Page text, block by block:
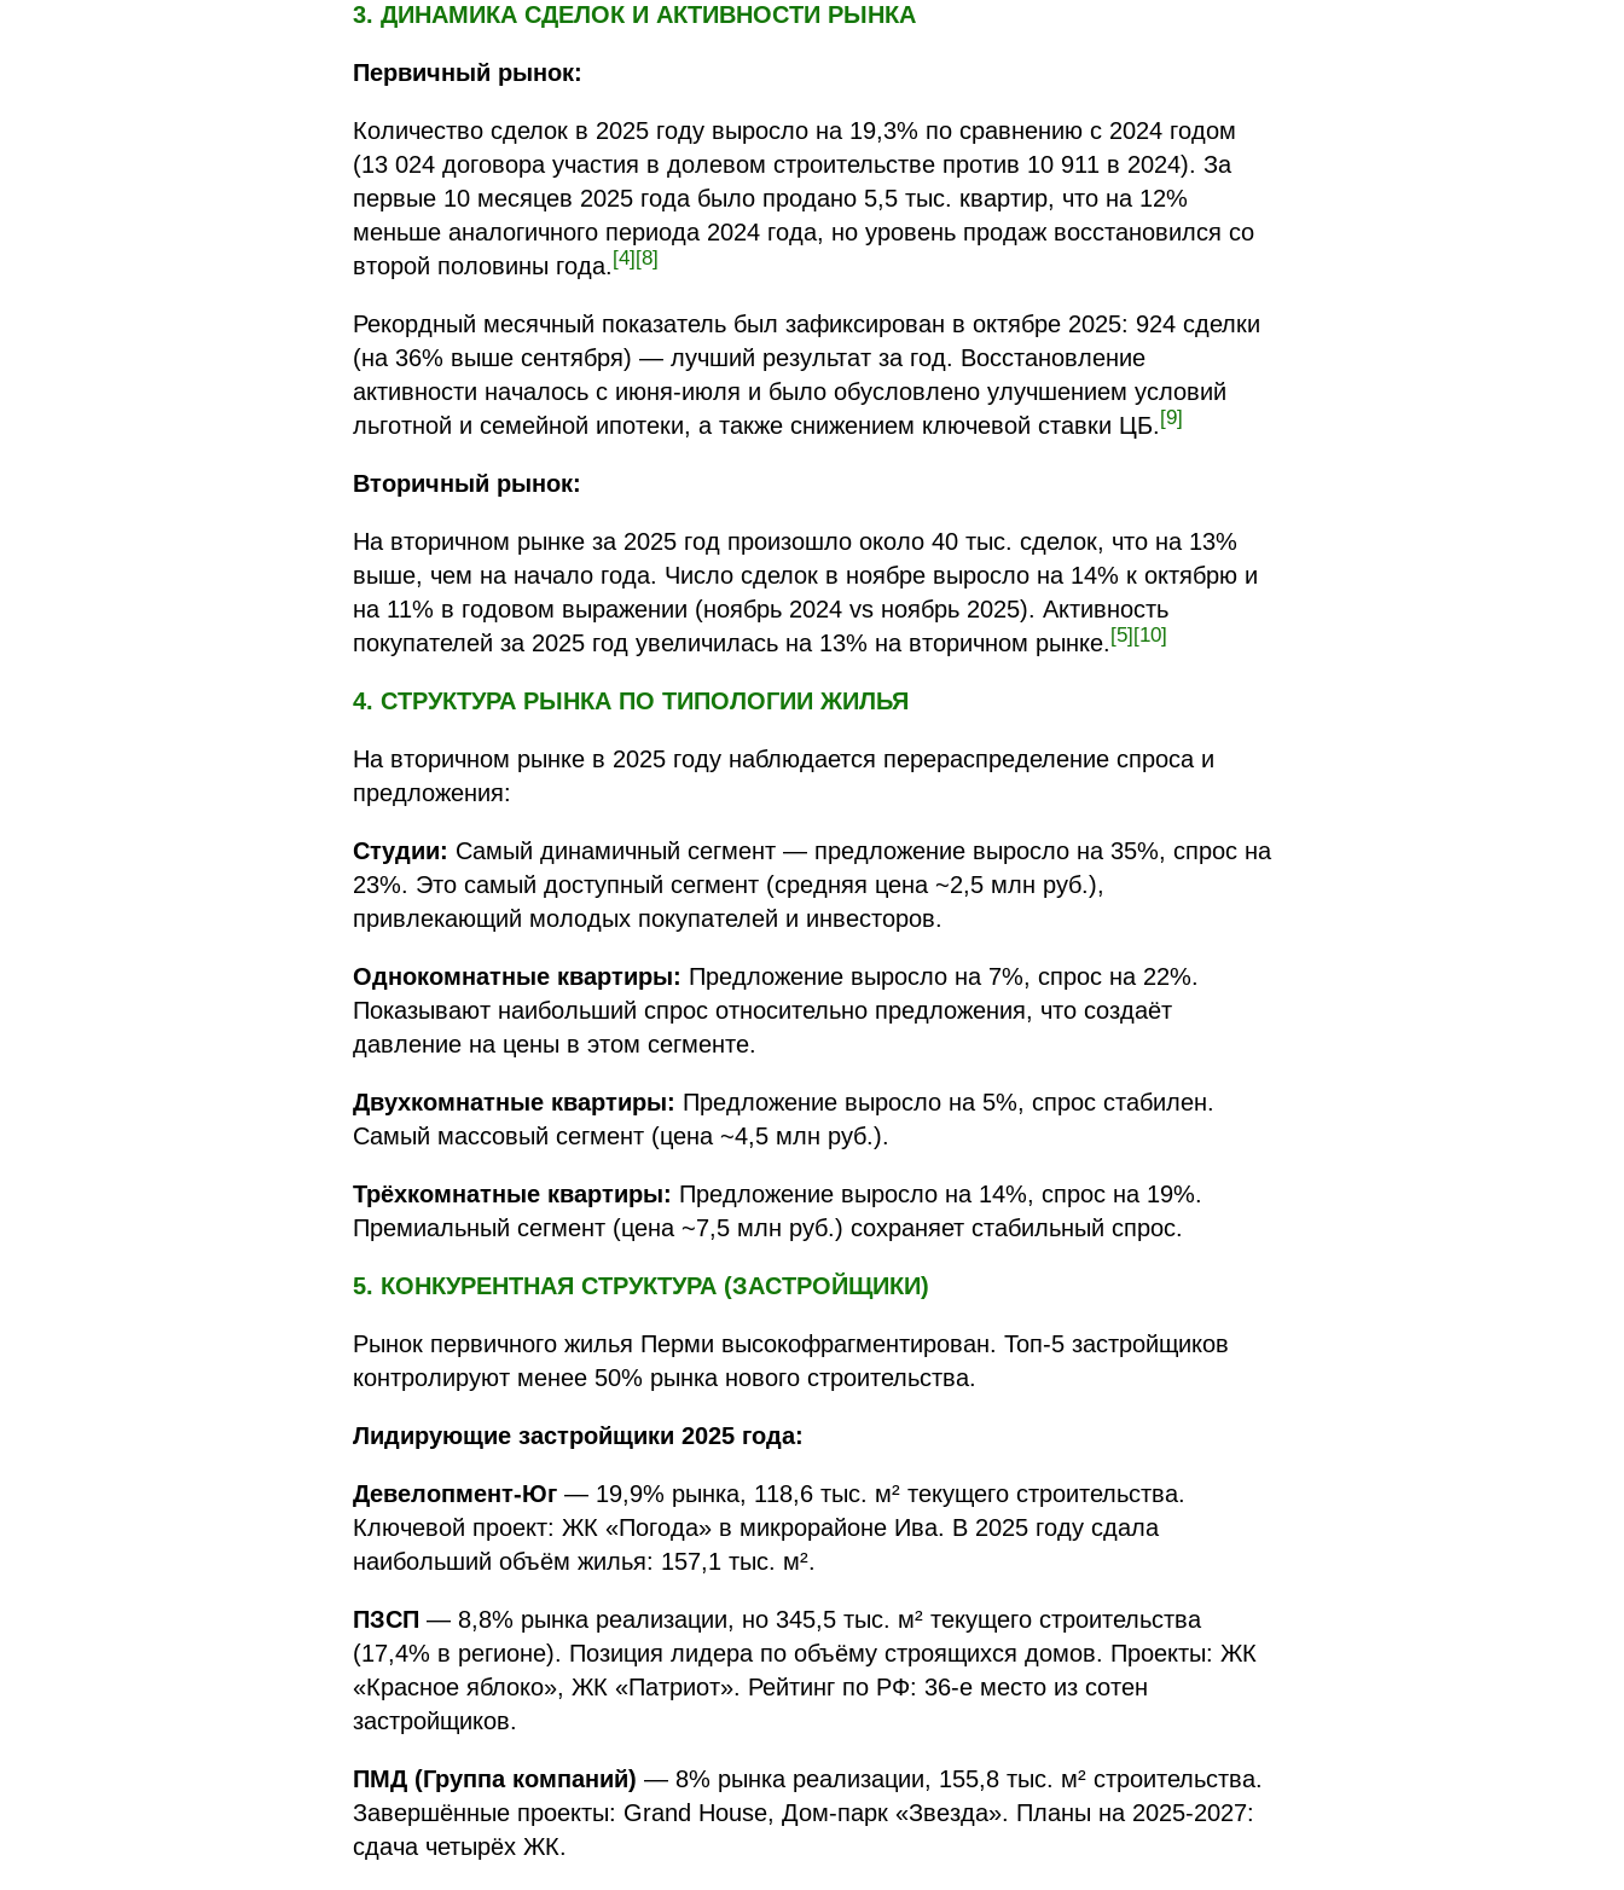
3. ДИНАМИКА СДЕЛОК И АКТИВНОСТИ РЫНКА
Первичный рынок:
Количество сделок в 2025 году выросло на 19,3% по сравнению с 2024 годом
(13 024 договора участия в долевом строительстве против 10 911 в 2024). За
первые 10 месяцев 2025 года было продано 5,5 тыс. квартир, что на 12%
меньше аналогичного периода 2024 года, но уровень продаж восстановился со
второй половины года. [4] [8]
Рекордный месячный показатель был зафиксирован в октябре 2025: 924 сделки
(на 36% выше сентября) — лучший результат за год. Восстановление
активности началось с июня-июля и было обусловлено улучшением условий
льготной и семейной ипотеки, а также снижением ключевой ставки ЦБ. [9]
Вторичный рынок:
На вторичном рынке за 2025 год произошло около 40 тыс. сделок, что на 13%
выше, чем на начало года. Число сделок в ноябре выросло на 14% к октябрю и
на 11% в годовом выражении (ноябрь 2024 vs ноябрь 2025). Активность
покупателей за 2025 год увеличилась на 13% на вторичном рынке. [5] [10]
4. СТРУКТУРА РЫНКА ПО ТИПОЛОГИИ ЖИЛЬЯ
На вторичном рынке в 2025 году наблюдается перераспределение спроса и
предложения:
Студии: Самый динамичный сегмент — предложение выросло на 35%, спрос на
23%. Это самый доступный сегмент (средняя цена ~2,5 млн руб.),
привлекающий молодых покупателей и инвесторов.
Однокомнатные квартиры: Предложение выросло на 7%, спрос на 22%.
Показывают наибольший спрос относительно предложения, что создаёт
давление на цены в этом сегменте.
Двухкомнатные квартиры: Предложение выросло на 5%, спрос стабилен.
Самый массовый сегмент (цена ~4,5 млн руб.).
Трёхкомнатные квартиры: Предложение выросло на 14%, спрос на 19%.
Премиальный сегмент (цена ~7,5 млн руб.) сохраняет стабильный спрос.
5. КОНКУРЕНТНАЯ СТРУКТУРА (ЗАСТРОЙЩИКИ)
Рынок первичного жилья Перми высокофрагментирован. Топ-5 застройщиков
контролируют менее 50% рынка нового строительства.
Лидирующие застройщики 2025 года:
Девелопмент-Юг — 19,9% рынка, 118,6 тыс. м² текущего строительства.
Ключевой проект: ЖК «Погода» в микрорайоне Ива. В 2025 году сдала
наибольший объём жилья: 157,1 тыс. м².
ПЗСП — 8,8% рынка реализации, но 345,5 тыс. м² текущего строительства
(17,4% в регионе). Позиция лидера по объёму строящихся домов. Проекты: ЖК
«Красное яблоко», ЖК «Патриот». Рейтинг по РФ: 36-е место из сотен
застройщиков.
ПМД (Группа компаний) — 8% рынка реализации, 155,8 тыс. м² строительства.
Завершённые проекты: Grand House, Дом-парк «Звезда». Планы на 2025-2027:
сдача четырёх ЖК.